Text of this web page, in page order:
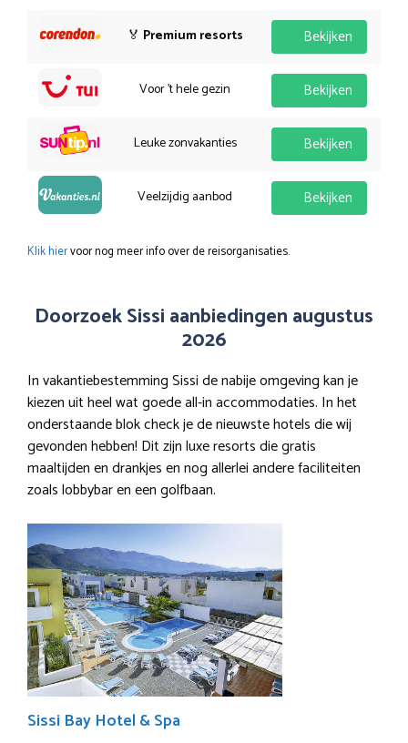
🏅 Premium resorts Bekijken
Voor 't hele gezin Bekijken
Leuke zonvakanties Bekijken
Veelzijdig aanbod Bekijken
Klik hiervoor nog meer info over de reisorganisaties.
Doorzoek Sissi aanbiedingen augustus
2026
In vakantiebestemming Sissi de nabije omgeving kan je
kiezen uit heel wat goede all-in accommodaties. In het
onderstaande blok check je de nieuwste hotels die wij
gevonden hebben! Dit zijn luxe resorts die gratis
maaltijden en drankjes en nog allerlei andere faciliteiten
zoals lobbybar en een golfbaan.
Sissi Bay Hotel & Spa